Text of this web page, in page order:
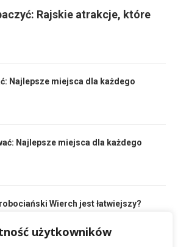
użytkowników
Rajskie atrakcje, które
Najlepsze miejsca dla każdego
Najlepsze miejsca dla każdego
Wierch jest łatwiejszy?